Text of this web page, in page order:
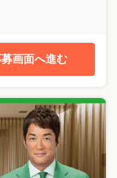
募画面へ進む